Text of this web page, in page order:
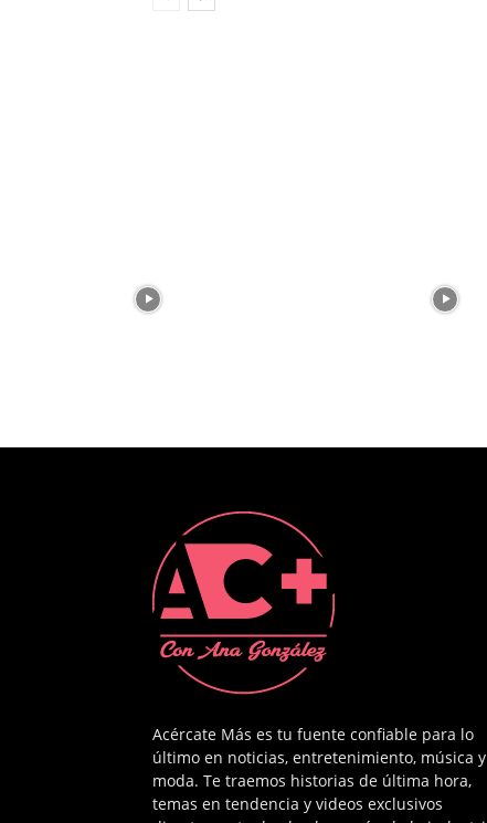
Acércate Más es tu fuente confiable para lo
último en noticias, entretenimiento, música y
moda. Te traemos historias de última hora,
temas en tendencia y videos exclusivos